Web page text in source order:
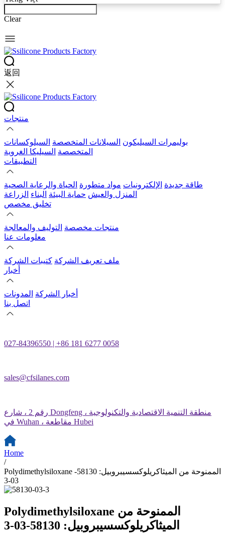
Clear
返回
منتجات
بوليمرات السيليكون السيلانات المتخصصة السيلوكسانات
المتخصصة السيليكا الغروية
التطبيقات
طاقة جديدة الإلكترونيات مواد متطورة الحياة والرعاية الصحية
المنزل والعيش حماية البيئة البناء الزراعة
تخليق مخصص
منتجات مخصصة التوليف والمعالجة
معلومات عنا
ملف تعريف الشركة كتيبات الشركة
أخبار
أخبار الشركة المدونات
اتصل بنا
027-84396550 | +86 181 6277 0058
sales@cfsilanes.com
رقم 2 ، شارع Dongfeng ، منطقة التنمية الاقتصادية والتكنولوجية
في Wuhan ، مقاطعة Hubei
Home
/
Polydimethylsiloxane الممنوحة من الميثاكريلوكسسيبروبيل: 58130-
03-3
Polydimethylsiloxane الممنوحة من
الميثاكريلوكسسيبروبيل: 58130-03-3